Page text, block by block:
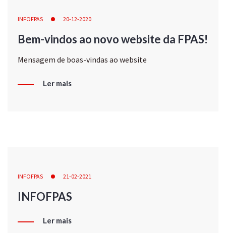
INFOFPAS 20-12-2020
Bem-vindos ao novo website da FPAS!
Mensagem de boas-vindas ao website
Ler mais
INFOFPAS 21-02-2021
INFOFPAS
Ler mais